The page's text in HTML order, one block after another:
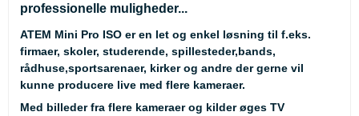
professionelle muligheder...
ATEM Mini Pro ISO er en let og enkel løsning til f.eks.
firmaer, skoler, studerende, spillesteder,bands,
rådhuse,sportsarenaer, kirker og andre der gerne vil
kunne producere live med flere kameraer.
Med billeder fra flere kameraer og kilder øges TV